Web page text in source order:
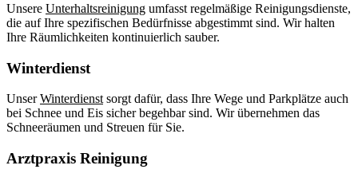
Unsere Unterhaltsreinigung umfasst regelmäßige Reinigungsdienste,
die auf Ihre spezifischen Bedürfnisse abgestimmt sind. Wir halten
Ihre Räumlichkeiten kontinuierlich sauber.
Winterdienst
UnserWinterdienst sorgt dafür, dass Ihre Wege und Parkplätze auch
bei Schnee und Eis sicher begehbar sind. Wir übernehmen das
Schneeräumen und Streuen für Sie.
Arztpraxis Reinigung